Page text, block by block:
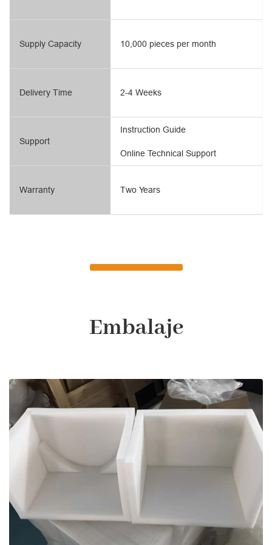
Supply Capacity
Delivery Time
Support
Warranty
10,000 pieces per month
2-4 Weeks
Online Technical Support
Instruction Guide
Two Years
Embalaje